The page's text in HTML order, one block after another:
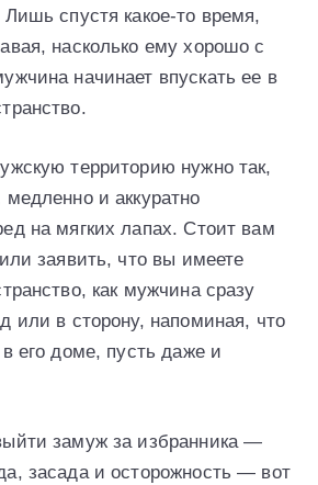
Лишь спустя какое-то время,
насколько ему хорошо с
начинает впускать ее в
территорию нужно так,
и аккуратно
на мягких лапах. Стоит вам
или заявить, что вы имеете
как мужчина сразу
или в сторону, напоминая, что
в его доме, пусть даже и
замуж за избранника —
засада и осторожность — вот